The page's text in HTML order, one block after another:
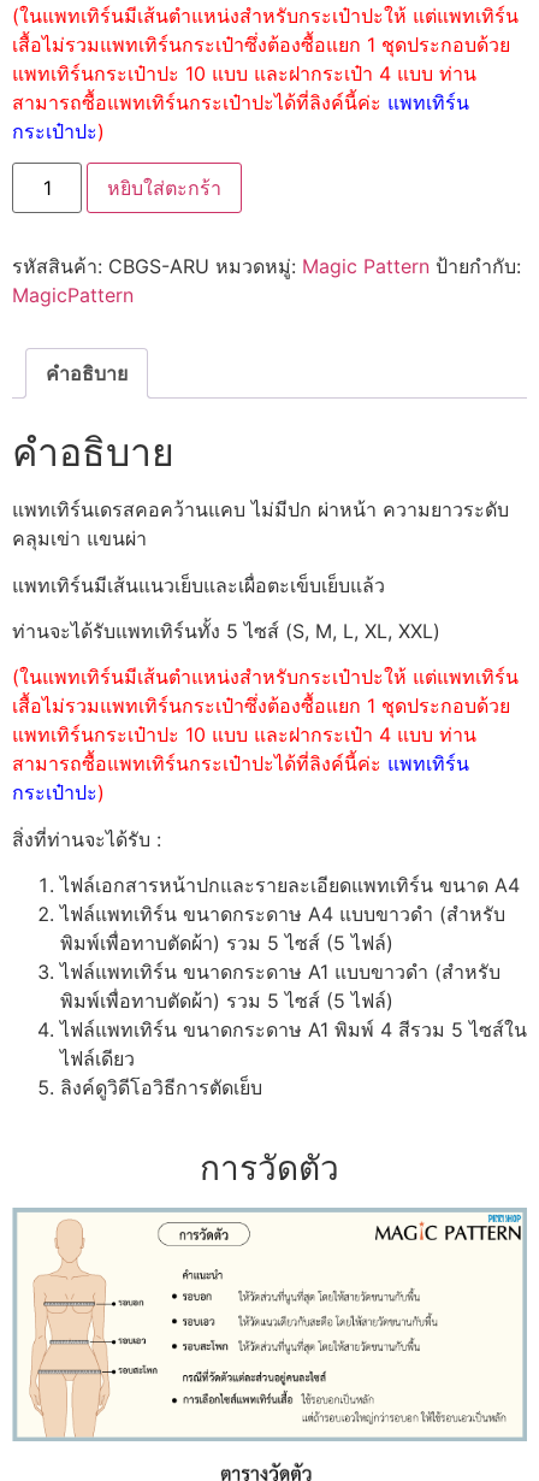
(ในแพทเทิร์นมีเส้นตำแหน่งสำหรับกระเป๋าปะให้ แต่แพทเทิร์น
เสื้อไม่รวมแพทเทิร์นกระเป๋าซึ่งต้องซื้อแยก 1 ชุดประกอบด้วย
แพทเทิร์นกระเป๋าปะ 10 แบบ และฝากระเป๋า 4 แบบ ท่าน
สามารถซื้อแพทเทิร์นกระเป๋าปะได้ที่ลิงค์นี้ค่ะ แพทเทิร์น
กระเป๋าปะ)
หยิบใส่ตะกร้า
รหัสสินค้า: CBGS-ARU หมวดหมู่: Magic Pattern ป้ายกำกับ:
MagicPattern
คำอธิบาย
คำอธิบาย
แพทเทิร์นเดรสคอคว้านแคบ ไม่มีปก ผ่าหน้า ความยาวระดับ
คลุมเข่า แขนผ่า
แพทเทิร์นมีเส้นแนวเย็บและเผื่อตะเข็บเย็บแล้ว
ท่านจะได้รับแพทเทิร์นทั้ง 5 ไซส์ (S, M, L, XL, XXL)
(ในแพทเทิร์นมีเส้นตำแหน่งสำหรับกระเป๋าปะให้ แต่แพทเทิร์น
เสื้อไม่รวมแพทเทิร์นกระเป๋าซึ่งต้องซื้อแยก 1 ชุดประกอบด้วย
แพทเทิร์นกระเป๋าปะ 10 แบบ และฝากระเป๋า 4 แบบ ท่าน
สามารถซื้อแพทเทิร์นกระเป๋าปะได้ที่ลิงค์นี้ค่ะ แพทเทิร์น
กระเป๋าปะ)
สิ่งที่ท่านจะได้รับ :
ไฟล์เอกสารหน้าปกและรายละเอียดแพทเทิร์น ขนาด A4
ไฟล์แพทเทิร์น ขนาดกระดาษ A4 แบบขาวดำ (สำหรับ
พิมพ์เพื่อทาบตัดผ้า) รวม 5 ไซส์ (5 ไฟล์)
ไฟล์แพทเทิร์น ขนาดกระดาษ A1 แบบขาวดำ (สำหรับ
พิมพ์เพื่อทาบตัดผ้า) รวม 5 ไซส์ (5 ไฟล์)
ไฟล์แพทเทิร์น ขนาดกระดาษ A1 พิมพ์ 4 สีรวม 5 ไซส์ใน
ไฟล์เดียว
ลิงค์ดูวิดีโอวิธีการตัดเย็บ
การวัดตัว